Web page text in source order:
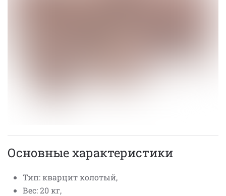
Основные характеристики
Тип: кварцит колотый,
Вес: 20 кг,